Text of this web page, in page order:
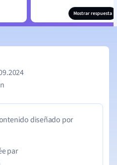
Mostrar respuesta
diseñado por
par